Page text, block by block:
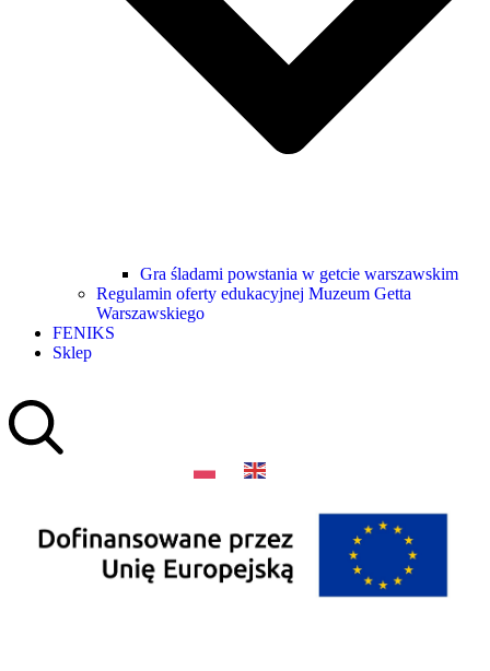
Gra śladami powstania w getcie warszawskim
Regulamin oferty edukacyjnej Muzeum Getta
Warszawskiego
FENIKS
Sklep